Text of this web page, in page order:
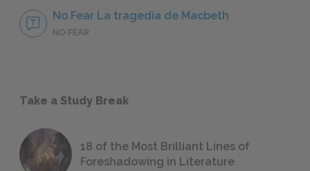
No Fear La tragedia de Macbeth
NO FEAR
Take a Study Break
18 of the Most Brilliant Lines of
Foreshadowing in Literature